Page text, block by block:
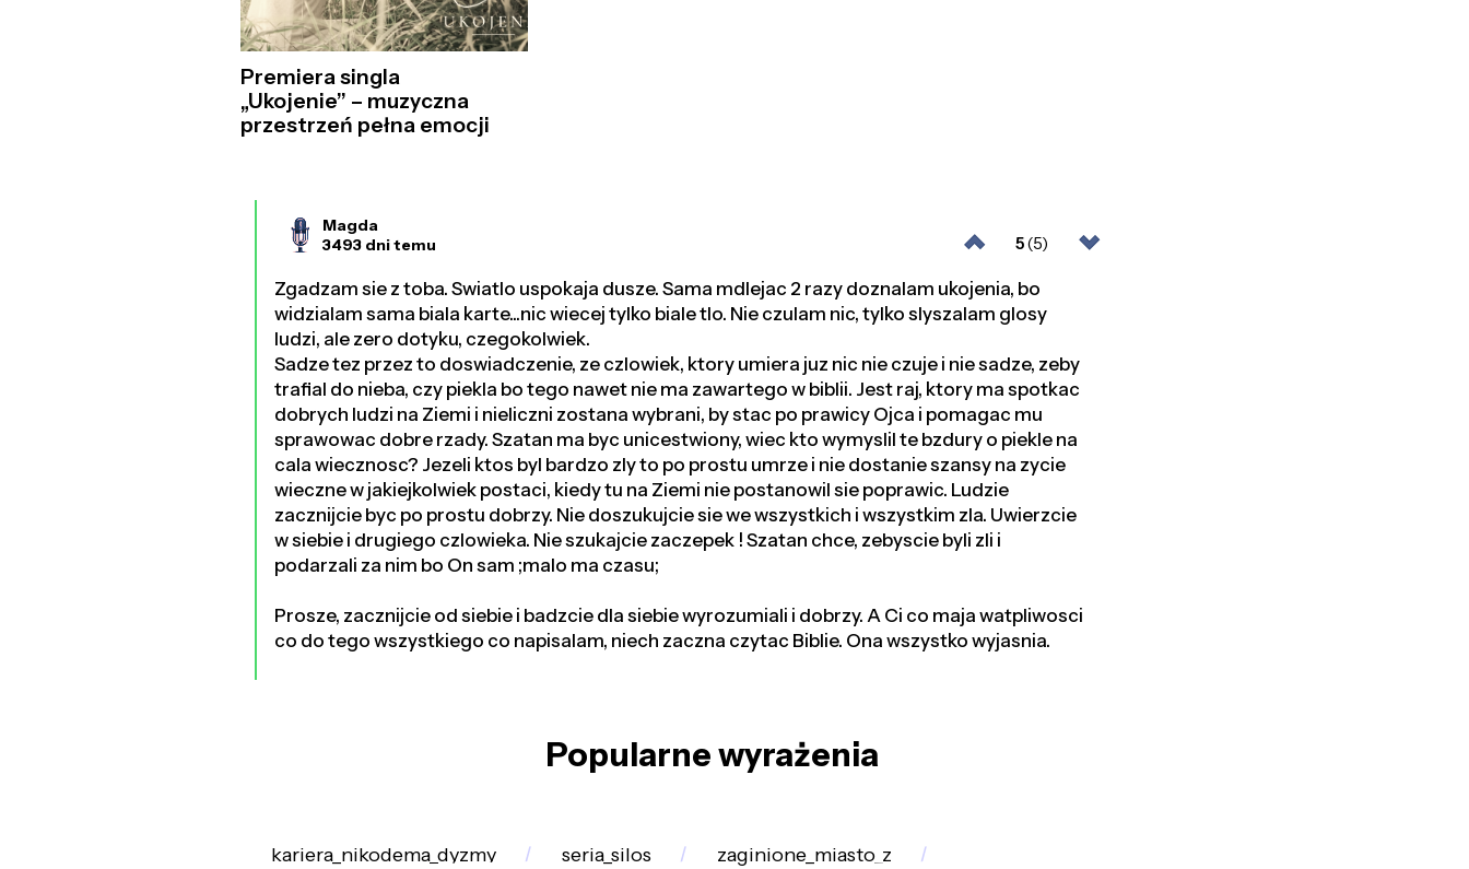
Premiera singla
„Ukojenie” – muzyczna
przestrzeń pełna emocji
5(5)
Magda
3493 dni temu
Zgadzam sie z toba. Swiatlo uspokaja dusze. Sama mdlejac 2 razy doznalam ukojenia, bo
widzialam sama biala karte...nic wiecej tylko biale tlo. Nie czulam nic, tylko slyszalam glosy
ludzi, ale zero dotyku, czegokolwiek.
Sadze tez przez to doswiadczenie, ze czlowiek, ktory umiera juz nic nie czuje i nie sadze, zeby
trafial do nieba, czy piekla bo tego nawet nie ma zawartego w biblii. Jest raj, ktory ma spotkac
dobrych ludzi na Ziemi i nieliczni zostana wybrani, by stac po prawicy Ojca i pomagac mu
sprawowac dobre rzady. Szatan ma byc unicestwiony, wiec kto wymyslil te bzdury o piekle na
cala wiecznosc? Jezeli ktos byl bardzo zly to po prostu umrze i nie dostanie szansy na zycie
wieczne w jakiejkolwiek postaci, kiedy tu na Ziemi nie postanowil sie poprawic. Ludzie
zacznijcie byc po prostu dobrzy. Nie doszukujcie sie we wszystkich i wszystkim zla. Uwierzcie
w siebie i drugiego czlowieka. Nie szukajcie zaczepek ! Szatan chce, zebyscie byli zli i
podarzali za nim bo On sam ;malo ma czasu;
Prosze, zacznijcie od siebie i badzcie dla siebie wyrozumiali i dobrzy. A Ci co maja watpliwosci
co do tego wszystkiego co napisalam, niech zaczna czytac Biblie. Ona wszystko wyjasnia.
Popularne wyrażenia
kariera_nikodema_dyzmy seria_silos
zaginione_miasto_z